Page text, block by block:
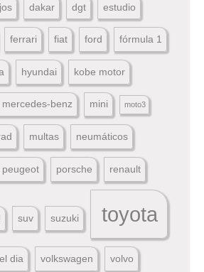
dakar dgt estudio
ferrari fiat ford fórmula 1
hyundai kobe motor
mercedes-benz mini moto3
multas neumáticos
peugeot porsche renault
suv suzuki toyota
dia volkswagen volvo